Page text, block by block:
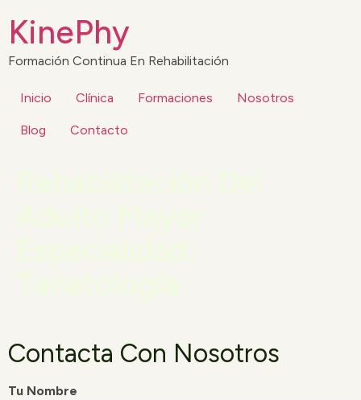
KinePhy
Formación Continua En Rehabilitación
Inicio Clínica Formaciones Nosotros
Blog Contacto
Contacta Con Nosotros
Tu Nombre